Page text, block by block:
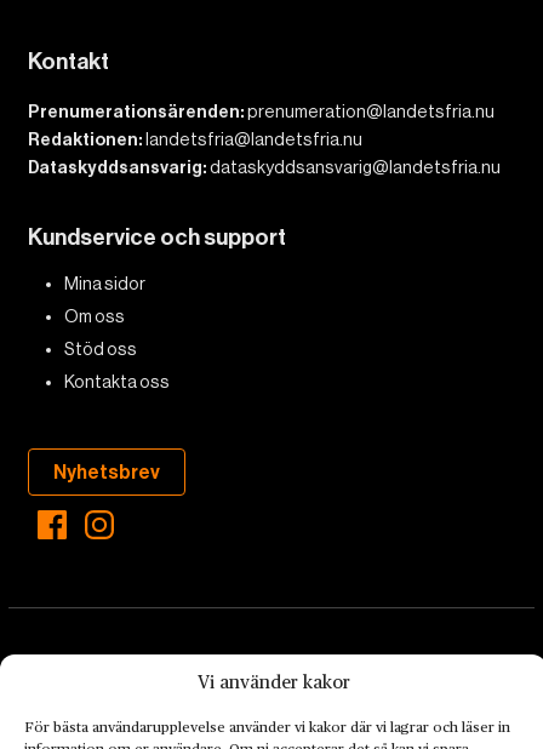
Vi använder kakor
För bästa användarupplevelse använder vi kakor där vi lagrar och läser in
Kontakt
Prenumerationsärenden:prenumeration@landetsfria.nu
Redaktionen: landetsfria@landetsfria.nu
Dataskyddsansvarig:dataskyddsansvarig@landetsfria.nu
Kundservice och support
Mina sidor
Om oss
Stöd oss
Kontakta oss
Nyhetsbrev